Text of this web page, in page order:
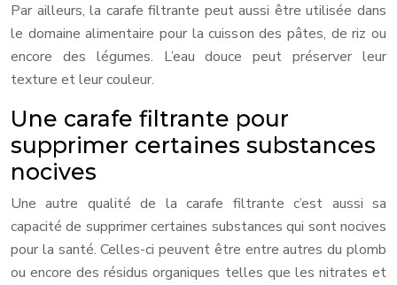
Par ailleurs, la carafe filtrante peut aussi être utilisée dans
le domaine alimentaire pour la cuisson des pâtes, de riz ou
encore des légumes. L’eau douce peut préserver leur
texture et leur couleur.
Une carafe filtrante pour
supprimer certaines substances
nocives
Une autre qualité de la carafe filtrante c’est aussi sa
capacité de supprimer certaines substances qui sont nocives
pour la santé. Celles-ci peuvent être entre autres du plomb
ou encore des résidus organiques telles que les nitrates et